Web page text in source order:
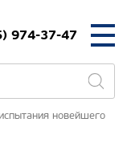
974-37-47
новейшего